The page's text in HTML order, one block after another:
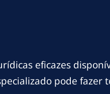
eficazes
pode fazer